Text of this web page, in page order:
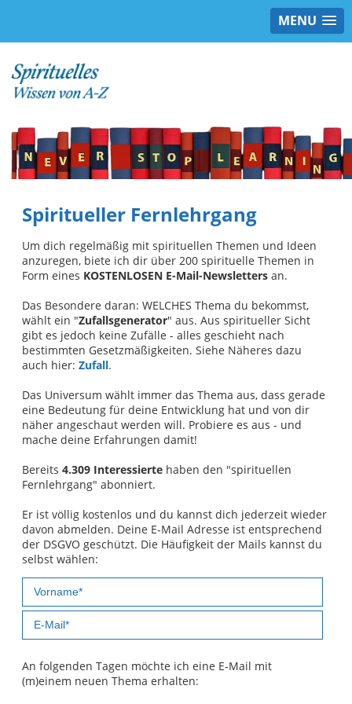
MENU
Spiritueller Fernlehrgang
Um dich regelmäßig mit spirituellen Themen und Ideen
anzuregen, biete ich dir über 200 spirituelle Themen in
Form eines KOSTENLOSEN E-Mail-Newsletters an.
Das Besondere daran: WELCHES Thema du bekommst,
wählt ein "Zufallsgenerator" aus. Aus spiritueller Sicht
gibt es jedoch keine Zufälle - alles geschieht nach
bestimmten Gesetzmäßigkeiten. Siehe Näheres dazu
auch hier: Zufall.
Das Universum wählt immer das Thema aus, dass gerade
eine Bedeutung für deine Entwicklung hat und von dir
näher angeschaut werden will. Probiere es aus - und
mache deine Erfahrungen damit!
Bereits 4.309 Interessierte haben den "spirituellen
Fernlehrgang" abonniert.
Er ist völlig kostenlos und du kannst dich jederzeit wieder
davon abmelden. Deine E-Mail Adresse ist entsprechend
der DSGVO geschützt. Die Häufigkeit der Mails kannst du
selbst wählen:
An folgenden Tagen möchte ich eine E-Mail mit
(m)einem neuen Thema erhalten: